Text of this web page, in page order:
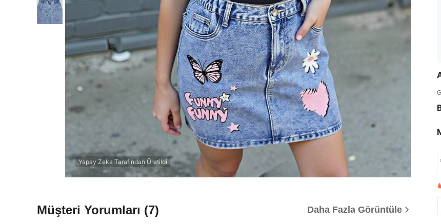
Yapay Zeka Tarafından Üretildi
Müşteri Yorumları (7) Daha Fazla Görüntüle